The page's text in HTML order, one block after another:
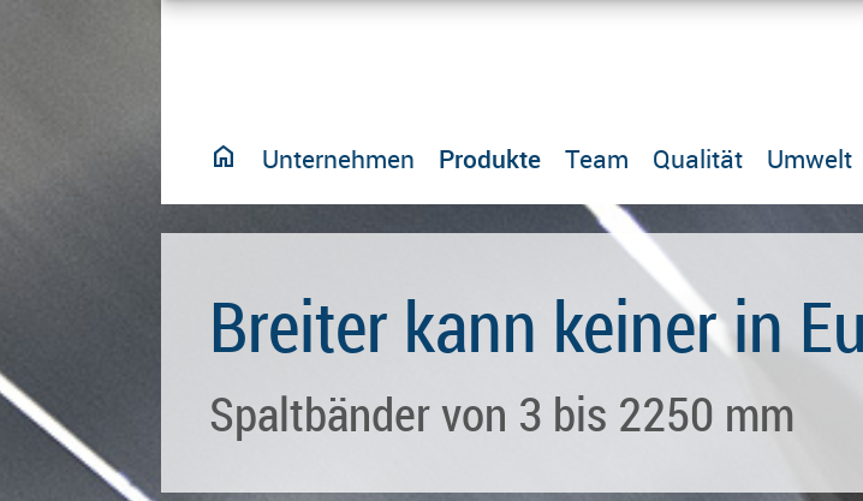
home Unternehmen Produkte Team Qualität Umwelt
Breiter kann keiner in
Spaltbänder von 3 bis 2250 mm